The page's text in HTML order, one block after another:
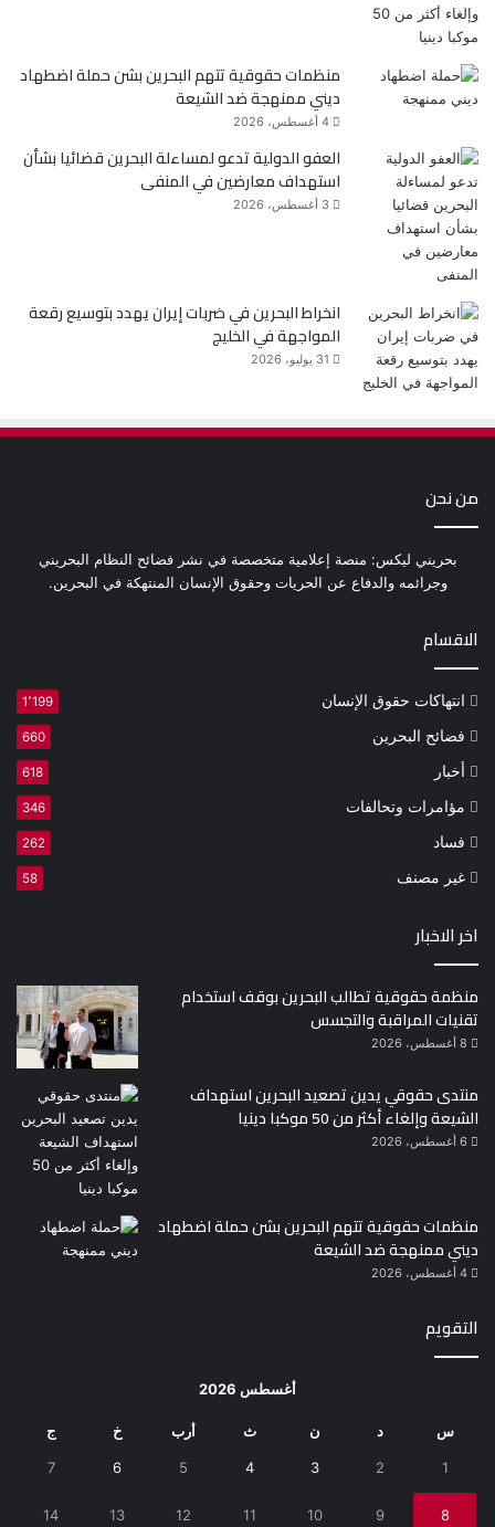
منظمات حقوقية تتهم البحرين بشن حملة اضطهاد
ديني ممنهجة ضد الشيعة
4 أغسطس، 2026
العفو الدولية تدعو لمساءلة البحرين قضائيا بشأن
استهداف معارضين في المنفى
3 أغسطس، 2026
انخراط البحرين في ضربات إيران يهدد بتوسيع رقعة
المواجهة في الخليج
31 يوليو، 2026
من نحن
بحريني ليكس: منصة إعلامية متخصصة في نشر فضائح النظام البحريني
وجرائمه والدفاع عن الحريات وحقوق الإنسان المنتهكة في البحرين.
الاقسام
انتهاكات حقوق الإنسان 1٬199
فضائح البحرين 660
أخبار 618
مؤامرات وتحالفات 346
فساد 262
غير مصنف 58
اخر الاخبار
منظمة حقوقية تطالب البحرين بوقف استخدام
تقنيات المراقبة والتجسس
8 أغسطس، 2026
منتدى حقوقي يدين تصعيد البحرين استهداف
الشيعة وإلغاء أكثر من 50 موكبا دينيا
6 أغسطس، 2026
منظمات حقوقية تتهم البحرين بشن حملة اضطهاد
ديني ممنهجة ضد الشيعة
4 أغسطس، 2026
التقويم
أغسطس 2026
س د ن ث أرب خ ج
1
2
3
4
5
6
7
8
9
10
11
12
13
14